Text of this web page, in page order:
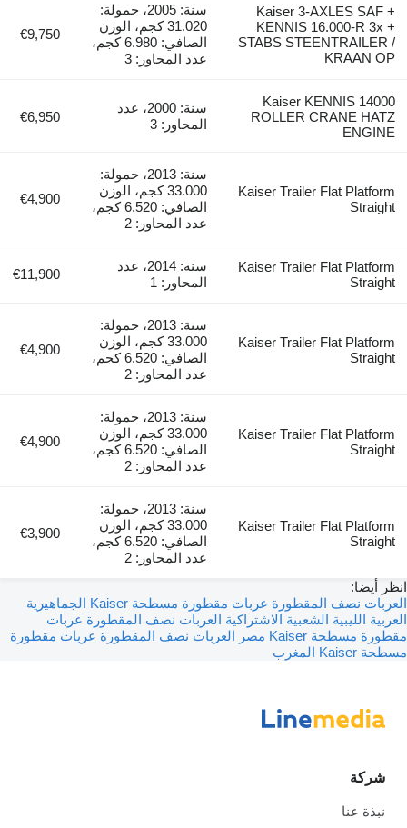
Kaiser 3-AXLES SAF +
KENNIS 16.000-R 3x +
STABS STEENTRAILER /
KRAAN OP
سنة: 2005، حمولة:
31.020 كجم، الوزن
الصافي: 6.980 كجم،
عدد المحاور: 3
€9,750
Kaiser KENNIS 14000
ROLLER CRANE HATZ
ENGINE
سنة: 2000، عدد
المحاور: 3
€6,950
Kaiser Trailer Flat Platform
Straight
سنة: 2013، حمولة:
33.000 كجم، الوزن
الصافي: 6.520 كجم،
عدد المحاور: 2
€4,900
Kaiser Trailer Flat Platform
Straight
سنة: 2014، عدد
المحاور: 1
€11,900
Kaiser Trailer Flat Platform
Straight
سنة: 2013، حمولة:
33.000 كجم، الوزن
الصافي: 6.520 كجم،
عدد المحاور: 2
€4,900
Kaiser Trailer Flat Platform
Straight
سنة: 2013، حمولة:
33.000 كجم، الوزن
الصافي: 6.520 كجم،
عدد المحاور: 2
€4,900
Kaiser Trailer Flat Platform
Straight
سنة: 2013، حمولة:
33.000 كجم، الوزن
الصافي: 6.520 كجم،
عدد المحاور: 2
€3,900
انظر أيضا:
العربات نصف المقطورة عربات مقطورة مسطحة Kaiser الجماهيرية
العربية الليبية الشعبية الاشتراكية العربات نصف المقطورة عربات
مقطورة مسطحة Kaiser مصر
العربات نصف المقطورة عربات مقطورة
مسطحة Kaiser المغرب
شركة
نبذة عنا